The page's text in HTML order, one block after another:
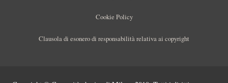
Cookie Policy
Clausola di esonero di responsabilità relativa ai copyright